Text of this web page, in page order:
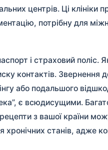
центрів. Ці
потрібну для
і страховий поліс.
контактів.
або подальшого
є всюдисущими.
з вашої країни
станів, адже